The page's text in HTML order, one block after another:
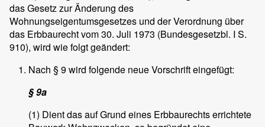
das Gesetz zur Änderung des
Wohnungseigentumsgesetzes und der Verordnung über
das Erbbaurecht vom 30. Juli 1973 (Bundesgesetzbl. I S.
910), wird wie folgt geändert:
Nach § 9 wird folgende neue Vorschrift eingefügt:
§ 9a
(1) Dient das auf Grund eines Erbbaurechts errichtete